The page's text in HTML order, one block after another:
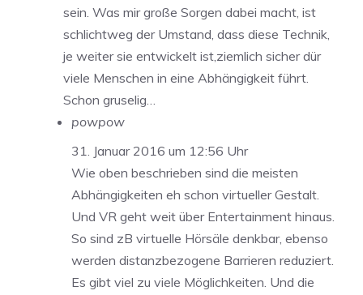
sein. Was mir große Sorgen dabei macht, ist
schlichtweg der Umstand, dass diese Technik,
je weiter sie entwickelt ist,ziemlich sicher dür
viele Menschen in eine Abhängigkeit führt.
Schon gruselig…
powpow
31. Januar 2016 um 12:56 Uhr
Wie oben beschrieben sind die meisten
Abhängigkeiten eh schon virtueller Gestalt.
Und VR geht weit über Entertainment hinaus.
So sind zB virtuelle Hörsäle denkbar, ebenso
werden distanzbezogene Barrieren reduziert.
Es gibt viel zu viele Möglichkeiten. Und die